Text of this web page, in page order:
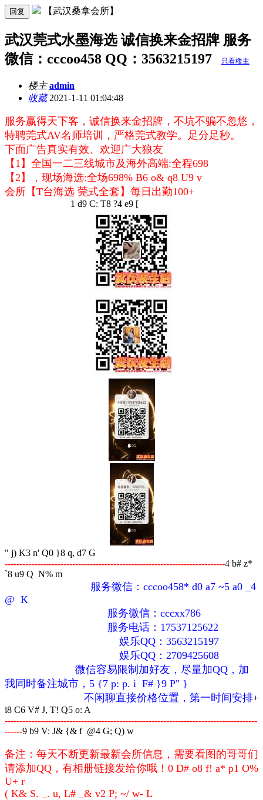
回复 【武汉桑拿会所】
武汉莞式水墨海选 诚信换来金招牌 服务
微信：cccoo458 QQ：3563215197
只看楼主
楼主 admin
收藏2021-1-11 01:04:48
服务赢得天下客，诚信换来金招牌，不坑不骗不忽悠，
特聘莞式AV名师培训，严格莞式教学。足分足秒。
下面广告真实有效、欢迎广大狼友
【1】全国一二三线城市及海外高端:全程698
【2】，现场海选:全场698% B6 o& q8 U9 v
会所【T台海选 莞式全套】每日出勤100+
1 d9 C: T8 ?4 e9 [
" j) K3 n' Q0 }8 q, d7 G
---------------------------------------------------------------------------4 b# z*
`8 u9 Q N% m
服务微信：cccoo458* d0 a7 ~5 a0 _4
@ K
服务微信：cccxx786
服务电话：17537125622
娱乐QQ：3563215197
娱乐QQ：2709425608
微信容易限制加好友，尽量加QQ，加
我同时备注城市， 5 {7 p: p. i F# }9 P" }
不闲聊直接价格位置，第一时间安排+
i8 C6 V# J, T! Q5 o: A
--------------------------------------------------------------------------------------
------9 b9 V: J& {& f @4 G; Q) w
备注：每天不断更新最新会所信息，需要看图的哥哥们
请添加QQ，有相册链接发给你哦！ 0 D# o8 f! a* p1 O%
U+ r
( K& S. _. u, L# _& v2 P; ~/ w- L